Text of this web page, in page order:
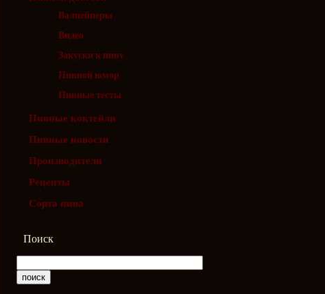
Валпейперы
Видео
Закуски к пиву
Пивной юмор
Пивные тесты
Пивные коктейли
Пивные новости
Производители
Рецепты
Сорта пива
Поиск